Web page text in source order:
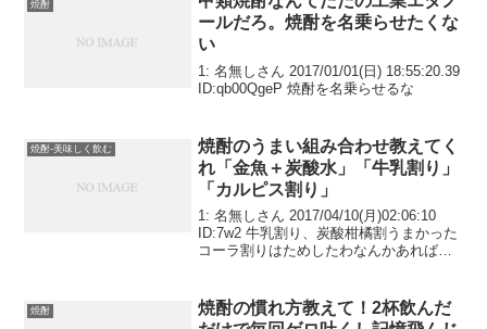
焼酎
ールだろ。焼酎を名乗らせたくな
い
1: 名無しさん 2017/01/01(日) 18:55:20.39
ID:qb00QgeP 焼酎を名乗らせるな
焼酎-美味しく飲む
焼酎のうまい組み合わせ教えてく
れ「金魚＋炭酸水」「牛乳割り」
「カルピス割り」
1: 名無しさん 2017/04/10(月)02:06:10
ID:7w2 牛乳割り、炭酸柑橘割うまかった
コーラ割りはためしたわなんかあればど
焼酎
焼酎の慣れ方教えて！2杯飲んだ